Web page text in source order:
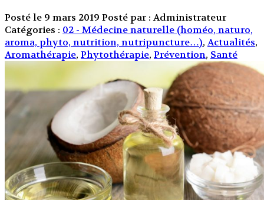
Posté le 9 mars 2019 Posté par : Administrateur
Catégories : 02 - Médecine naturelle (homéo, naturo,
aroma, phyto, nutrition, nutripuncture…),Actualités,
Aromathérapie, Phytothérapie, Prévention, Santé